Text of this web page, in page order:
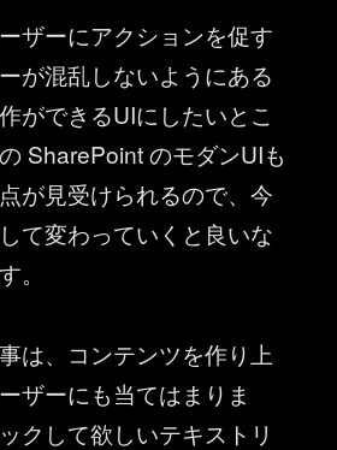
ザーにアクションを促す
が混乱しないようにある
ができるUIにしたいとこ
SharePoint のモダンUIも
が見受けられるので、今
て変わっていくと良いな
。
は、コンテンツを作り上
ザーにも当てはまりま
クして欲しいテキストリ